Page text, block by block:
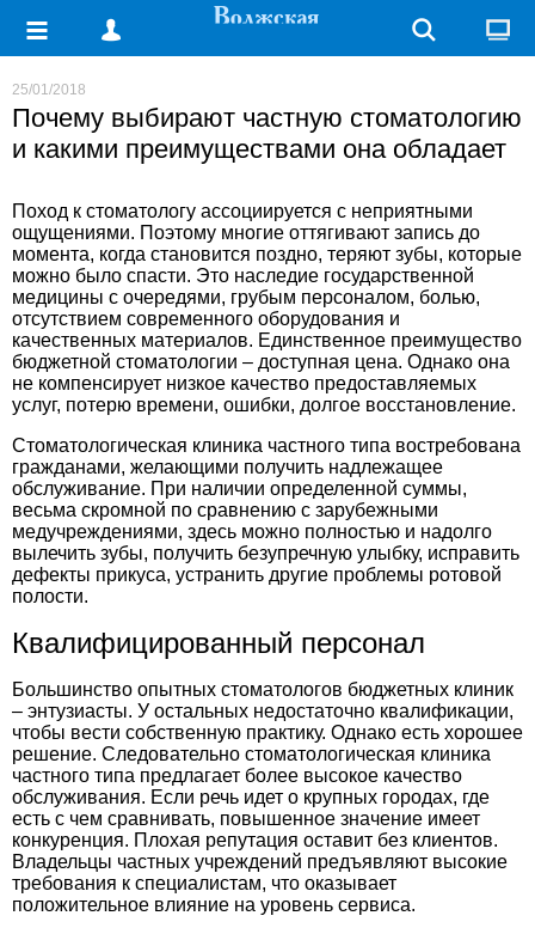
25/01/2018
Почему выбирают частную стоматологию
и какими преимуществами она обладает
Поход к стоматологу ассоциируется с неприятными
ощущениями. Поэтому многие оттягивают запись до
момента, когда становится поздно, теряют зубы, которые
можно было спасти. Это наследие государственной
медицины с очередями, грубым персоналом, болью,
отсутствием современного оборудования и
качественных материалов. Единственное преимущество
бюджетной стоматологии – доступная цена. Однако она
не компенсирует низкое качество предоставляемых
услуг, потерю времени, ошибки, долгое восстановление.
Стоматологическая клиника частного типа востребована
гражданами, желающими получить надлежащее
обслуживание. При наличии определенной суммы,
весьма скромной по сравнению с зарубежными
медучреждениями, здесь можно полностью и надолго
вылечить зубы, получить безупречную улыбку, исправить
дефекты прикуса, устранить другие проблемы ротовой
полости.
Квалифицированный персонал
Большинство опытных стоматологов бюджетных клиник
– энтузиасты. У остальных недостаточно квалификации,
чтобы вести собственную практику. Однако есть хорошее
решение. Следовательно стоматологическая клиника
частного типа предлагает более высокое качество
обслуживания. Если речь идет о крупных городах, где
есть с чем сравнивать, повышенное значение имеет
конкуренция. Плохая репутация оставит без клиентов.
Владельцы частных учреждений предъявляют высокие
требования к специалистам, что оказывает
положительное влияние на уровень сервиса.